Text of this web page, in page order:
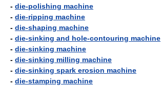
- die-polishing machine
- die-ripping machine
- die-shaping machine
- die-sinking and hole-contouring machine
- die-sinking machine
- die-sinking milling machine
- die-sinking spark erosion machine
- die-stamping machine